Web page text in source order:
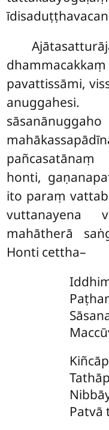
pavattissāmi,
honti,
ito paraṃ
vuttanayena
mahātherā
Honti cettha–
Patvā